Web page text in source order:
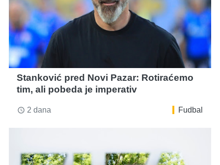
Stanković pred Novi Pazar: Rotiraćemo
tim, ali pobeda je imperativ
access_time 2 dana Fudbal